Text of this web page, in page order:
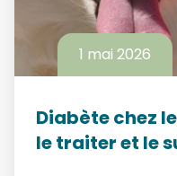
1 mai 2026
Diabète chez
le traiter et le